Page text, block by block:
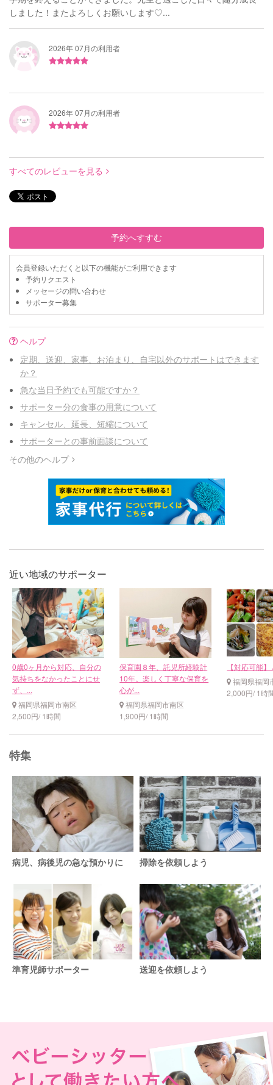
しました！またよろしくお願いします♡...
2026年 07月の利用者
2026年 07月の利用者
すべてのレビューを見る
予約へすすむ
会員登録いただくと以下の機能がご利用できます
予約リクエスト
メッセージの問い合わせ
サポーター募集
ヘルプ
定期、送迎、家事、お泊まり、自宅以外のサポートはできます
か？
急な当日予約でも可能ですか？
サポーター分の食事の用意について
キャンセル、延長、短縮について
サポーターとの事前面談について
その他のヘルプ
近い地域のサポーター
0歳0ヶ月から対応、自分の
気持ちをなかったことにせ
ず、...
福岡県福岡市南区
2,500円/ 1時間
保育園８年、託児所経験計
10年。楽しく丁寧な保育を
心が...
福岡県福岡市南区
1,900円/ 1時間
【対応可能
福岡県福岡
2,000円/ 1時
特集
病児、病後児の急な預かりに 掃除を依頼しよう
準育児師サポーター 送迎を依頼しよう